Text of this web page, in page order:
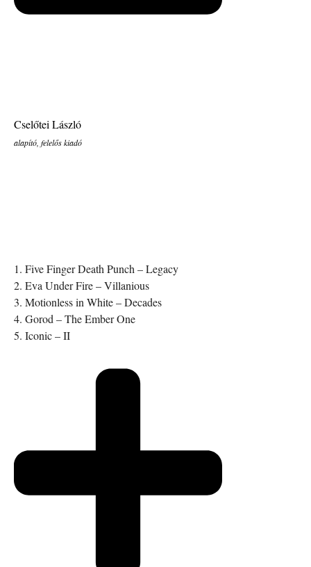
Cselőtei László
alapító, felelős kiadó
1. Five Finger Death Punch – Legacy
2. Eva Under Fire – Villanious
3. Motionless in White – Decades
4. Gorod – The Ember One
5. Iconic – II